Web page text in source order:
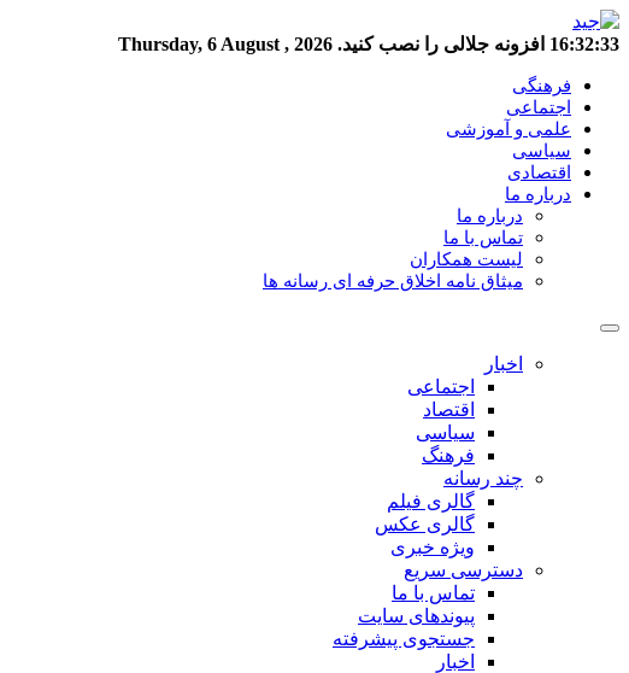
16:32:34 افزونه جلالی را نصب کنید. Thursday, 6 August , 2026
فرهنگی
اجتماعی
علمی و آموزشی
سیاسی
اقتصادی
درباره ما
درباره ما
تماس با ما
لیست همکاران
میثاق نامه اخلاق حرفه ای رسانه ها
اخبار
اجتماعی
اقتصاد
سیاسی
فرهنگ
چند رسانه
گالری فیلم
گالری عکس
ویژه خبری
دسترسی سریع
تماس با ما
پیوندهای سایت
جستجوی پیشرفته
اخبار